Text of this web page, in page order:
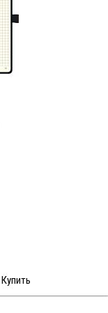
Купить